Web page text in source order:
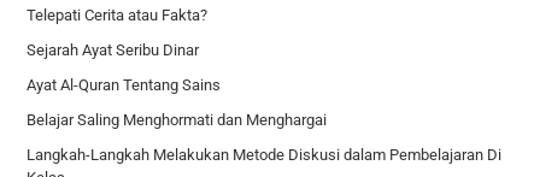
Telepati Cerita atau Fakta?
Sejarah Ayat Seribu Dinar
Ayat Al-Quran Tentang Sains
Belajar Saling Menghormati dan Menghargai
Langkah-Langkah Melakukan Metode Diskusi dalam Pembelajaran Di